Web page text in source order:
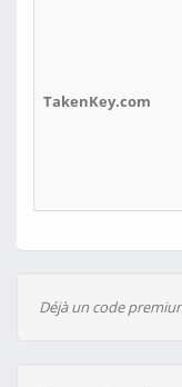
TakenKey.com
Déjà un code